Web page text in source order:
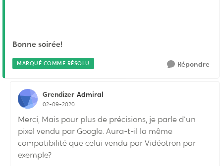
Bonne soirée!
MARQUÉ COMME RÉSOLU Répondre
Grendizer Admiral
02-09-2020
Merci, Mais pour plus de précisions, je parle d'un
pixel vendu par Google. Aura-t-il la même
compatibilité que celui vendu par Vidéotron par
exemple?